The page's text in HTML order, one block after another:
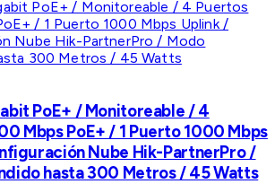
PoE+ / Monitoreable / 4
Mbps PoE+ / 1 Puerto 1000 Mbps
Nube Hik-PartnerPro /
hasta 300 Metros / 45 Watts